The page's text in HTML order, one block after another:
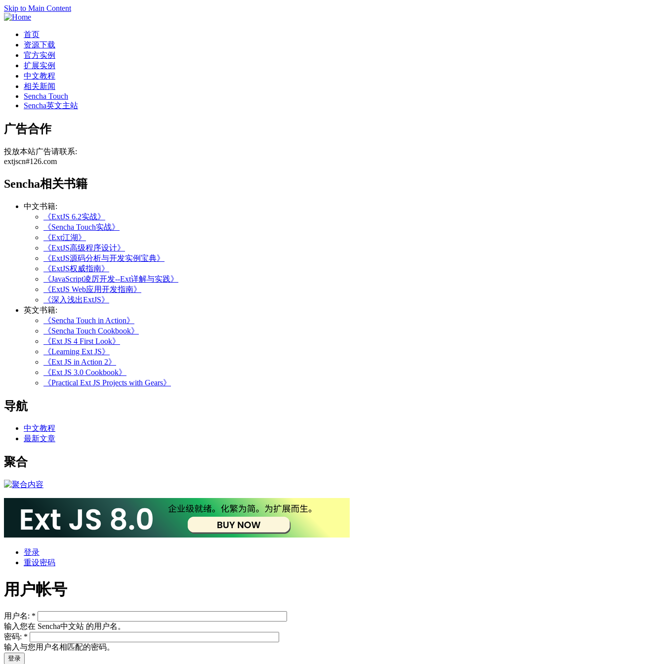
Skip to Main Content
首页
资源下载
官方实例
扩展实例
中文教程
相关新闻
Sencha Touch
Sencha英文主站
广告合作
投放本站广告请联系:
extjscn#126.com
Sencha相关书籍
中文书籍:
《ExtJS 6.2实战》
《Sencha Touch实战》
《Ext江湖》
《ExtJS高级程序设计》
《ExtJS源码分析与开发实例宝典》
《ExtJS权威指南》
《JavaScript凌厉开发--Ext详解与实践》
《ExtJS Web应用开发指南》
《深入浅出ExtJS》
英文书籍:
《Sencha Touch in Action》
《Sencha Touch Cookbook》
《Ext JS 4 First Look》
《Learning Ext JS》
《Ext JS in Action 2》
《Ext JS 3.0 Cookbook》
《Practical Ext JS Projects with Gears》
导航
中文教程
最新文章
聚合
登录
重设密码
用户帐号
用户名: *
输入您在 Sencha中文站 的用户名。
密码: *
输入与您用户名相匹配的密码。